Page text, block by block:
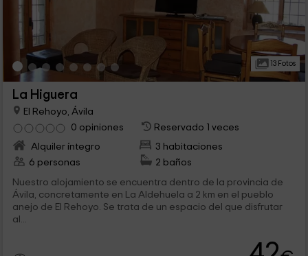
13 Fotos
La Higuera
El Rehoyo, Ávila
0 opiniones
Reservado 1 veces
Alquiler íntegro
3 habitaciones
6 personas
2 baños
Nuestro alojamiento se encuentra dentro de la provincia de
Ávila, concretamente en La Aldehuela a 2 km en el pueblo
anejo de El Rehoyo. Se trata de un espacio del que disfrutar
al...